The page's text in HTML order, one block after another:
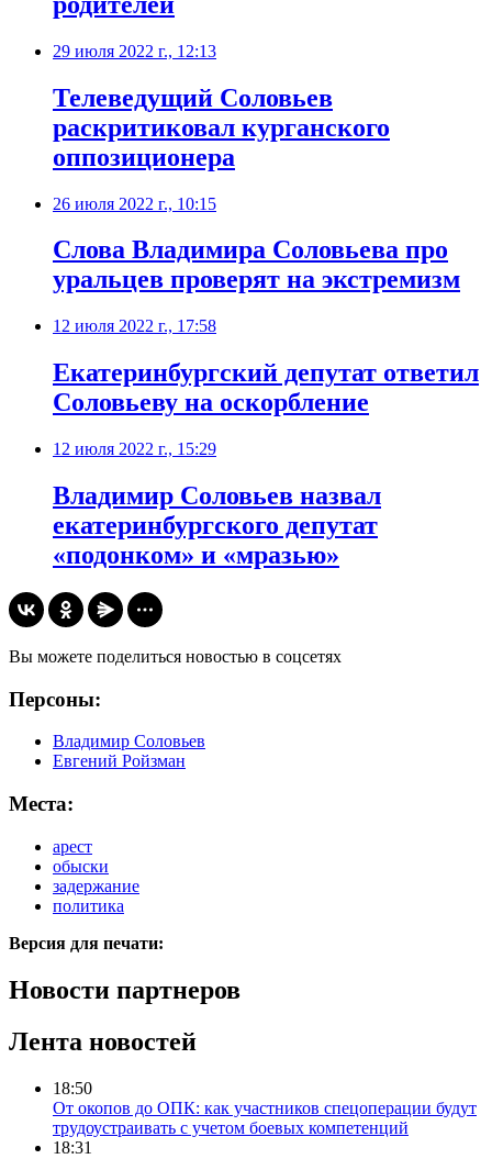
29 июля 2022 г., 12:13
Телеведущий Соловьев
раскритиковал курганского
оппозиционера
26 июля 2022 г., 10:15
​Слова Владимира Соловьева про
уральцев проверят на экстремизм
12 июля 2022 г., 17:58
​Екатеринбургский депутат ответил
Соловьеву на оскорбление
12 июля 2022 г., 15:29
​Владимир Соловьев назвал
екатеринбургского депутат
«подонком» и «мразью»
Вы можете поделиться новостью в соцсетях
Персоны:
Владимир Соловьев
Евгений Ройзман
Места:
арест
обыски
задержание
политика
Версия для печати:
Новости партнеров
Лента новостей
18:50
От окопов до ОПК: как участников спецоперации будут
трудоустраивать с учетом боевых компетенций
18:31